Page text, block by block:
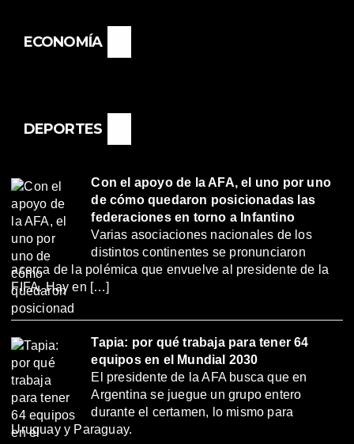
ECONOMÍA
DEPORTES
Con el apoyo de la AFA, el uno por uno
de cómo quedaron posicionadas las
federaciones en torno a Infantino
Varias asociaciones nacionales de los
distintos continentes se pronunciaron
acerca de la polémica que envuelve al presidente de la
FIFA. Hay en […]
Tapia: por qué trabaja para tener 64
equipos en el Mundial 2030
El presidente de la AFA busca que en
Argentina se juegue un grupo entero
durante el certamen, lo mismo para
Uruguay y Paraguay.